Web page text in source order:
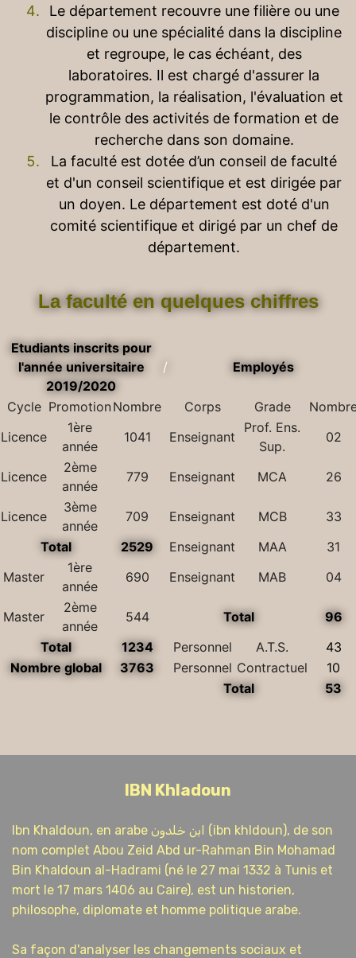
Le département recouvre une filière ou une
discipline ou une spécialité dans la discipline
et regroupe, le cas échéant, des
laboratoires. Il est chargé d'assurer la
programmation, la réalisation, l'évaluation et
le contrôle des activités de formation et de
recherche dans son domaine.
La faculté est dotée d’un conseil de faculté
et d'un conseil scientifique et est dirigée par
un doyen. Le département est doté d'un
comité scientifique et dirigé par un chef de
département.
La faculté en quelques chiffres
Etudiants inscrits pour
l'année universitaire
2019/2020
/ Employés
Cycle Promotion Nombre Corps Grade
Licence
1ère
année
1041 Enseignant
Prof. Ens.
Sup.
02
Licence
2ème
année
779 Enseignant MCA 26
Licence
3ème
année
709 Enseignant MCB
33
Total
2529 Enseignant MAA
31
Master
1ère
année
690 Enseignant MAB 04
Master
2ème
année
544 Total
96
Total
1234 Personnel A.T.S.
43
Nombre global
3763 Personnel Contractuel
10
Total
53
IBN Khladoun
Ibn Khaldoun, en arabe ابن خلدون (ibn khldoun), de son
nom complet Abou Zeid Abd ur-Rahman Bin Mohamad
Bin Khaldoun al-Hadrami (né le 27 mai 1332 à Tunis et
mort le 17 mars 1406 au Caire), est un historien,
philosophe, diplomate et homme politique arabe.
Sa façon d'analyser les changements sociaux et